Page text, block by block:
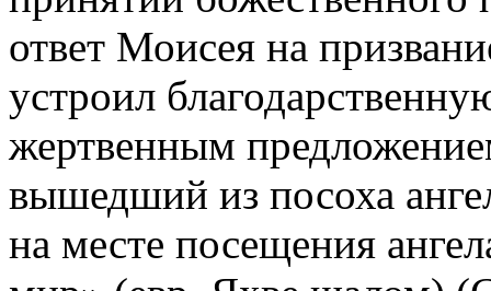
ответ Моисея на
устроил
жертвенным
вышедший из посоха
на месте посещения